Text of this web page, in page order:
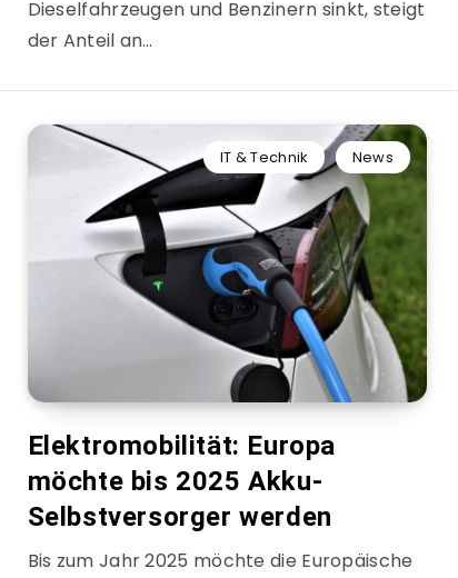
Dieselfahrzeugen und Benzinern sinkt, steigt
der Anteil an…
IT & Technik News
Elektromobilität: Europa
möchte bis 2025 Akku-
Selbstversorger werden
Bis zum Jahr 2025 möchte die Europäische